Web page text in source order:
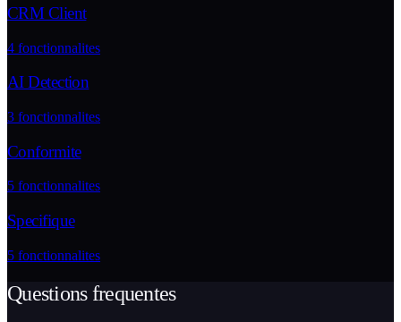
CRM Client
4 fonctionnalites
AI Detection
3 fonctionnalites
Conformite
5 fonctionnalites
Specifique
5 fonctionnalites
Questions frequentes